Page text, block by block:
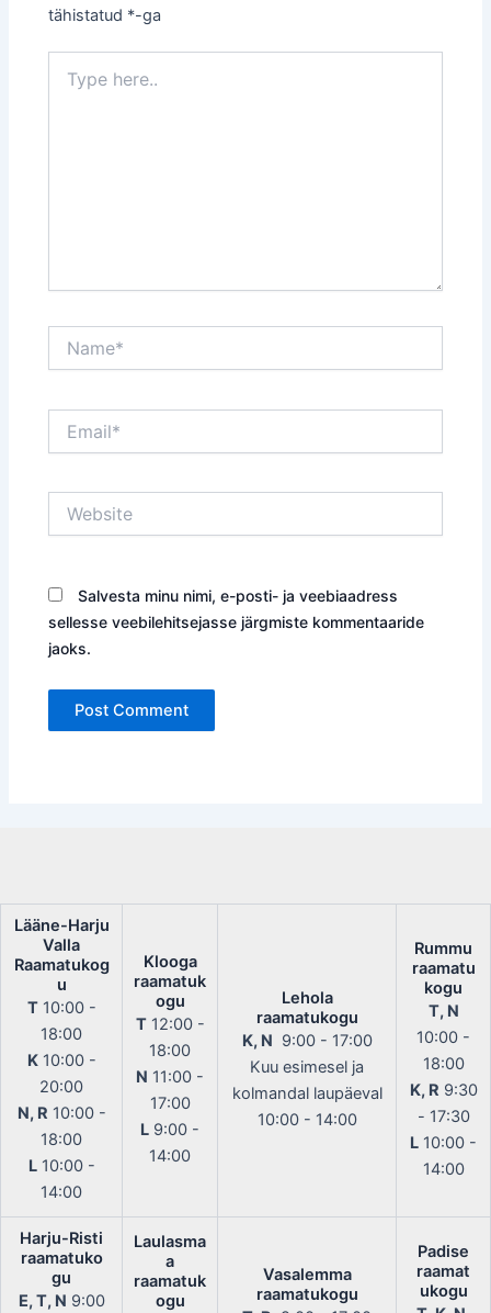
tähistatud *-ga
here..
Salvesta minu nimi, e-posti- ja veebiaadress
sellesse veebilehitsejasse järgmiste kommentaaride
jaoks.
Lääne-Harju
Valla
Raamatukog
u
T10:00 -
18:00
K10:00 -
20:00
N, R 10:00 -
18:00
L10:00 -
14:00
Klooga
raamatuk
ogu
T12:00 -
18:00
N 11:00 -
17:00
L 9:00 -
14:00
Lehola
raamatukogu
K, N 9:00 - 17:00
Kuu esimesel ja
kolmandal laupäeval
10:00 - 14:00
Rummu
raamatu
kogu
T, N
10:00 -
18:00
K, R 9:30
- 17:30
L 10:00 -
14:00
Harju-Risti
raamatuko
gu
E, T, N 9:00
Laulasma
a
raamatuk
ogu
Vasalemma
raamatukogu
Padise
raamat
ukogu